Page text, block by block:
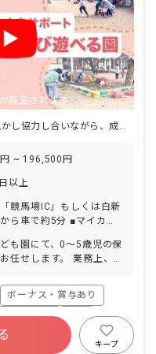
再生されます
先生一人ひとりの個性を生かし協力し合いながら、成長を見守っています
~ 196,500円
以上
競馬場IC」もしくは白新
で約5分 ■マイカ
備） ・豊栄駅の近くにシ
ターやドラッグストアな
も園にて、0～5歳児の保
任せします。 業務上、車
ボーナス・賞与あり
会保険完備
残業少なめ
キープ